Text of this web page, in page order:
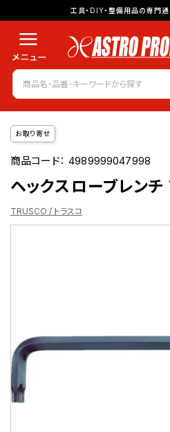
工具・DIY・整備用品の専門
お取り寄せ
商品コード：4989999047998
ヘックスローブレン
TRUSCO / トラスコ